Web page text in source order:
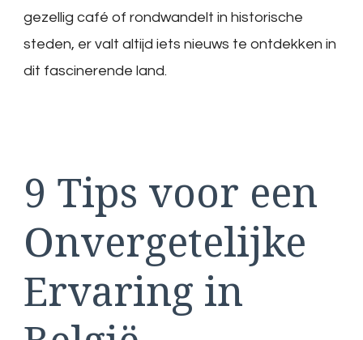
gezellig café of rondwandelt in historische
steden, er valt altijd iets nieuws te ontdekken in
dit fascinerende land.
9 Tips voor een
Onvergetelijke
Ervaring in